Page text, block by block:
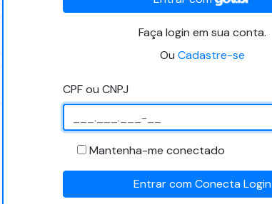
Faça login em sua conta.
Ou Cadastre-se
CPF ou CNPJ
Mantenha-me conectado
Entrar com Conecta Login